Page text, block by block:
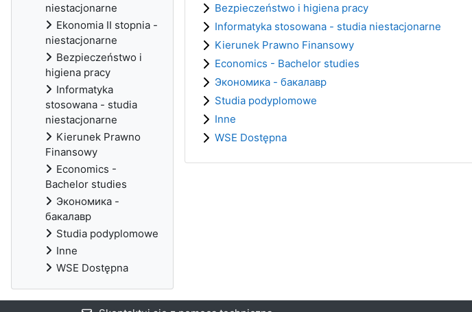
Bezpieczeństwo i higiena pracy
Informatyka stosowana - studia niestacjonarne
Kierunek Prawno Finansowy
Economics - Bachelor studies
Экономика - бакалавр
Studia podyplomowe
Inne
WSE Dostępna
niestacjonarne
Ekonomia II stopnia -
niestacjonarne
Bezpieczeństwo i
higiena pracy
Informatyka
stosowana - studia
niestacjonarne
Kierunek Prawno
Finansowy
Economics -
Bachelor studies
Экономика -
бакалавр
Studia podyplomowe
Inne
WSE Dostępna